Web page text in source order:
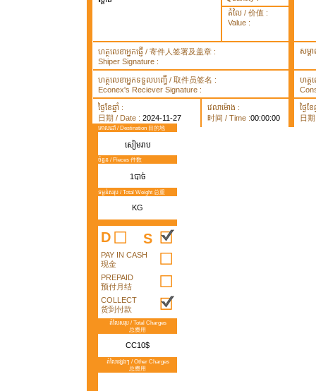
តំលៃ / 价值 :
Value :
ហត្ថលេខាអ្នកផ្ញើ / 寄件人签署及盖章 :
Shiper Signature :
សម្គ
ហត្ថលេខាអ្នកទទួលបញ្ធើ / 取件员签名 :
Econex's Reciever Signature :
ហត្ថ
ថ្ងៃខែឆ្នាំ :
日期 / Date : 2024-11-27
វេលាម៉ោង :
时间 / Time :00:00:00
ថ្ងៃខែ
日
គោលដៅ / Destination 目的地
សៀមរាប
ចំនួន / Pieces 件数
1បាច់
ទម្ងន់សរុប / Total Weight 总重
KG
D S
PAY IN CASH
现金
PREPAID
预付月结
COLLECT
货到付款
តំលៃសរុប / Total Charges
总费用
CC10$
តំលៃផ្សេងៗ / Other Charges
总费用